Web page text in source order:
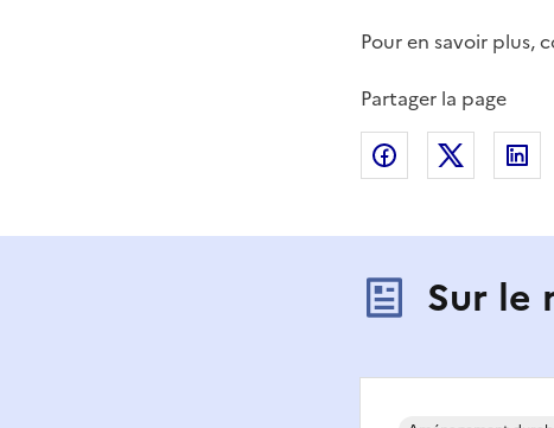
Pour en savoir plus,
Partager la page
Partager sur
Sur le